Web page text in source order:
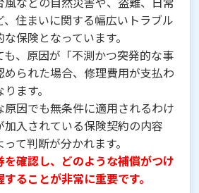
住まいに関する幅広いトラブル
保険となっています。
、原因が「不測かつ突発的な事
られた場合、修理費用が支払わ
ます。
原因でも無条件に適用されるわけ
入されている保険契約の内容
て判断が分かれます。
を確認し、どのような補償がつけ
ることが非常に重要です。